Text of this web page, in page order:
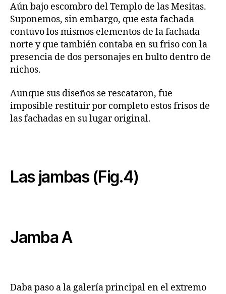
Aún bajo escombro del Templo de las Mesitas.
Suponemos, sin embargo, que esta fachada
contuvo los mismos elementos de la fachada
norte y que también contaba en su friso con la
presencia de dos personajes en bulto dentro de
nichos.
Aunque sus diseños se rescataron, fue
imposible restituir por completo estos frisos de
las fachadas en su lugar original.
Las jambas (Fig.4)
Jamba A
Daba paso a la galería principal en el extremo